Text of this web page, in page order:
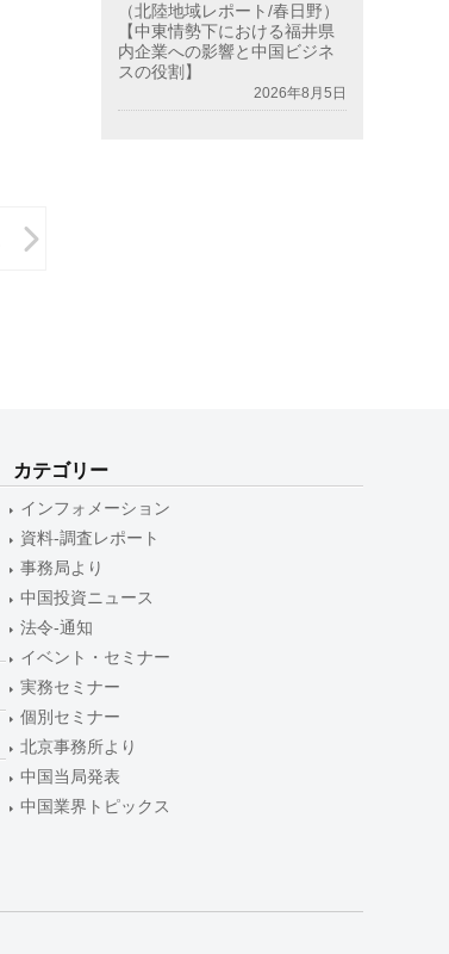
（北陸地域レポート/春日野）
【中東情勢下における福井県
内企業への影響と中国ビジネ
スの役割】
2026年8月5日
カテゴリー
インフォメーション
資料-調査レポート
事務局より
中国投資ニュース
法令-通知
イベント・セミナー
実務セミナー
個別セミナー
北京事務所より
中国当局発表
中国業界トピックス